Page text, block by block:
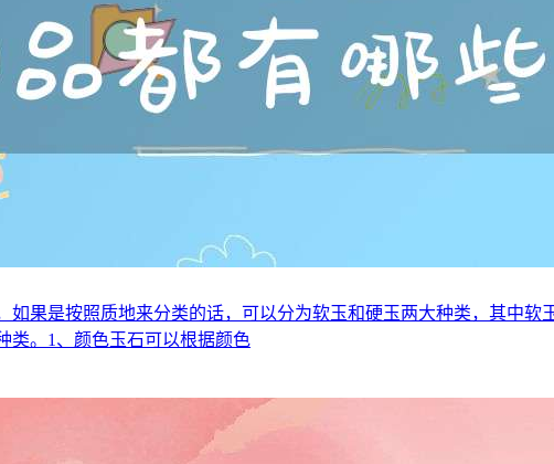
如果是按照质地来分类的话，可以分为软玉和硬玉两大种类，其中
类。1、颜色玉石可以根据颜色